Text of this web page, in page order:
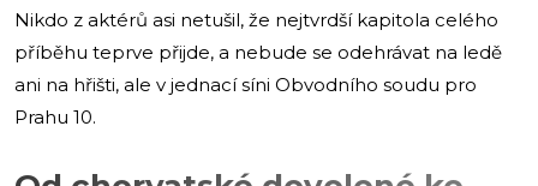
Nikdo z aktérů asi netušil, že nejtvrdší kapitola celého
příběhu teprve přijde, a nebude se odehrávat na ledě
ani na hřišti, ale v jednací síni Obvodního soudu pro
Prahu 10.